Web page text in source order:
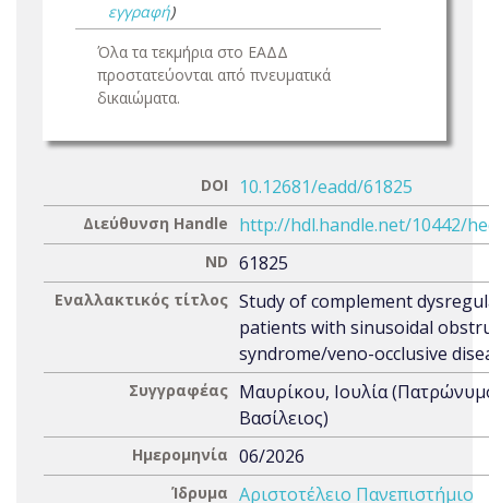
εγγραφή)
Όλα τα τεκμήρια στο ΕΑΔΔ
προστατεύονται από πνευματικά
δικαιώματα.
DOI 10.12681/eadd/61825
Διεύθυνση Handle http://hdl.handle.net/10442/
ND 61825
Εναλλακτικός τίτλος Study of complement
patients with sinusoidal
syndrome/veno-occlusive
Συγγραφέας Μαυρίκου, Ιουλία
Βασίλειος)
Ημερομηνία 06/2026
Ίδρυμα Αριστοτέλειο Πανεπιστήμιο